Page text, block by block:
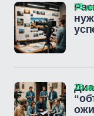
25
25